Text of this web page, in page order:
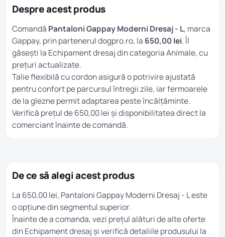
Despre acest produs
Comandă Pantaloni Gappay Moderni Dresaj - L, marca
Gappay, prin partenerul dogpro.ro, la 650,00 lei. Îl
găsești la Echipament dresajdin categoriaAnimale, cu
prețuri actualizate.
Talie flexibilă cu cordon asigură o potrivire ajustată
pentru confort pe parcursul întregii zile, iar fermoarele
de la glezne permit adaptarea peste încălțăminte.
Verifică prețul de 650,00 lei și disponibilitatea direct la
comerciant înainte de comandă.
De ce să alegi acest produs
La 650,00 lei, Pantaloni Gappay Moderni Dresaj - L este
o opțiune din segmentul superior.
Înainte de a comanda, vezi prețul alături de alte oferte
dinEchipament dresaj și verifică detaliile produsului la